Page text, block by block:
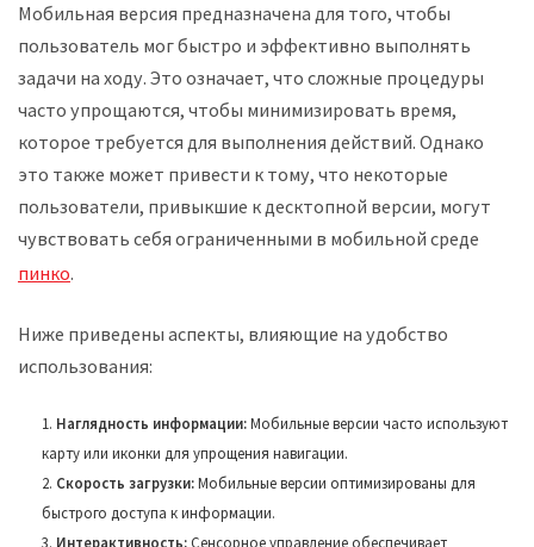
Мобильная версия предназначена для того, чтобы
пользователь мог быстро и эффективно выполнять
задачи на ходу. Это означает, что сложные процедуры
часто упрощаются, чтобы минимизировать время,
которое требуется для выполнения действий. Однако
это также может привести к тому, что некоторые
пользователи, привыкшие к десктопной версии, могут
чувствовать себя ограниченными в мобильной среде
пинко.
Ниже приведены аспекты, влияющие на удобство
использования:
Наглядность информации:Мобильные версии часто используют
карту или иконки для упрощения навигации.
Скорость загрузки:Мобильные версии оптимизированы для
быстрого доступа к информации.
Интерактивность:Сенсорное управление обеспечивает